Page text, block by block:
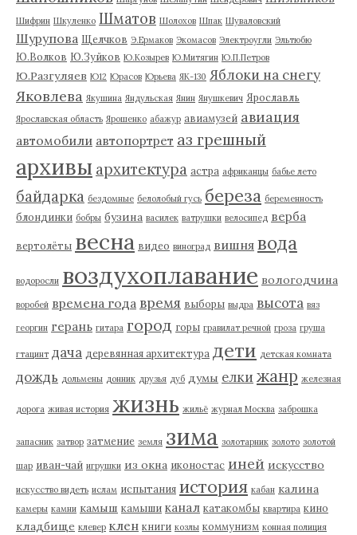
Шифрин Шкуленко Шматов Шолохов Шпак Шуваловский
Шурупова Щелчков Э.Ермаков Экомасов Электроугли Эльтюбю
Ю.Волков Ю.Зуйков Ю.Козырев Ю.Митягин Ю.П.Петров
Ю.Разгуляев Ю12 Юрасов Юрьева ЯК-130 Яблоки на снегу
Яковлева Якушина Яндульская Янин Янушкевич Ярославль
Ярославская область Ярошенко абажур авиамузей авиация
автомобили автопортрет аз грешный
архивы архитектура астра африканцы бабье лето
байдарка бездомные белолобый гусь береза беременность
блондинки бобры бузина василек ватрушки велосипед верба
вертолёты весна видео виноград вишня вода
водоросли воздухоплавание вологодчина
воробей времена года время выборы выдра высота вяз
георгин герань гитара город горы гравилат речной гроза груша
гтацинт дача деревянная архитектура дети детская комната
дождь дольмены донник друзья дуб думы елки жанр железная
дорога живая история жизнь жильё журнал Москва заброшка
запасник затвор затмение земля зима золотарник золото золотой
шар иван-чай игрушки из окна иконостас иней искусство
искусство видеть ислам испытания история кабан калина
камеры камни камыш камыши канал катакомбы квартира кино
кладбище клевер клен книги козлы коммунизм конная полиция